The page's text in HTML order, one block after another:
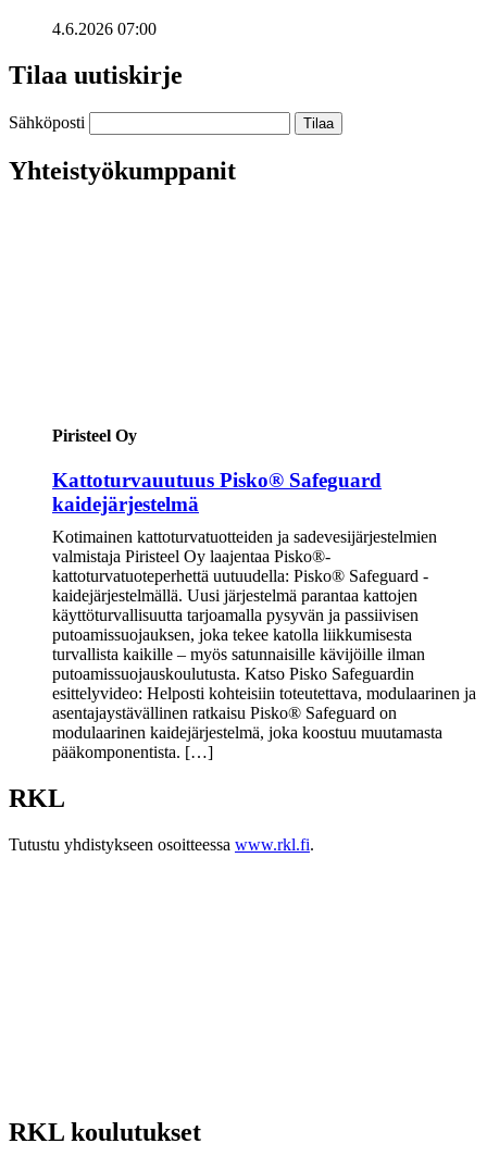
4.6.2026 07:00
Tilaa uutiskirje
Sähköposti
Yhteistyökumppanit
Piristeel Oy
Kattoturvauutuus Pisko® Safeguard
kaidejärjestelmä
Kotimainen kattoturvatuotteiden ja sadevesijärjestelmien
valmistaja Piristeel Oy laajentaa Pisko®-
kattoturvatuoteperhettä uutuudella: Pisko® Safeguard -
kaidejärjestelmällä. Uusi järjestelmä parantaa kattojen
käyttöturvallisuutta tarjoamalla pysyvän ja passiivisen
putoamissuojauksen, joka tekee katolla liikkumisesta
turvallista kaikille – myös satunnaisille kävijöille ilman
putoamissuojauskoulutusta. Katso Pisko Safeguardin
esittelyvideo: Helposti kohteisiin toteutettava, modulaarinen ja
asentajaystävällinen ratkaisu Pisko® Safeguard on
modulaarinen kaidejärjestelmä, joka koostuu muutamasta
pääkomponentista. […]
RKL
Tutustu yhdistykseen osoitteessa www.rkl.fi.
RKL koulutukset